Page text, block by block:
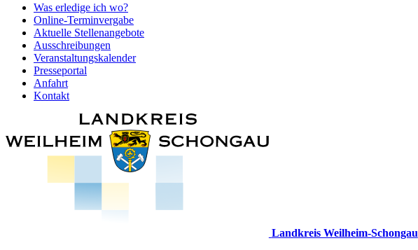
Was erledige ich wo?
Online-Terminvergabe
Aktuelle Stellenangebote
Ausschreibungen
Veranstaltungskalender
Presseportal
Anfahrt
Kontakt
Landkreis Weilheim-Schongau